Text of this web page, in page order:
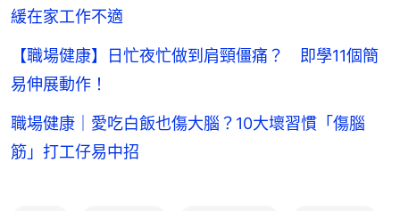
緩在家工作不適
【職場健康】日忙夜忙做到肩頸僵痛？ 即學11個簡
易伸展動作！
職場健康｜愛吃白飯也傷大腦？10大壞習慣「傷腦
筋」打工仔易中招